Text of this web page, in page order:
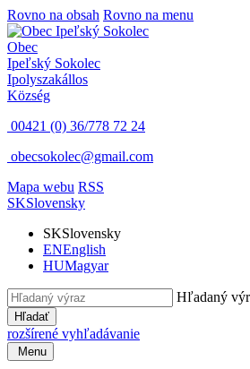
Rovno na obsah Rovno na menu
Obec
Ipeľský Sokolec
Ipolyszakállos
Község
00421 (0) 36/778 72 24
obecsokolec@gmail.com
Mapa webu RSS
SKSlovensky
SKSlovensky
ENEnglish
HUMagyar
Hľadaný
Hľadať
rozšírené vyhľadávanie
Menu